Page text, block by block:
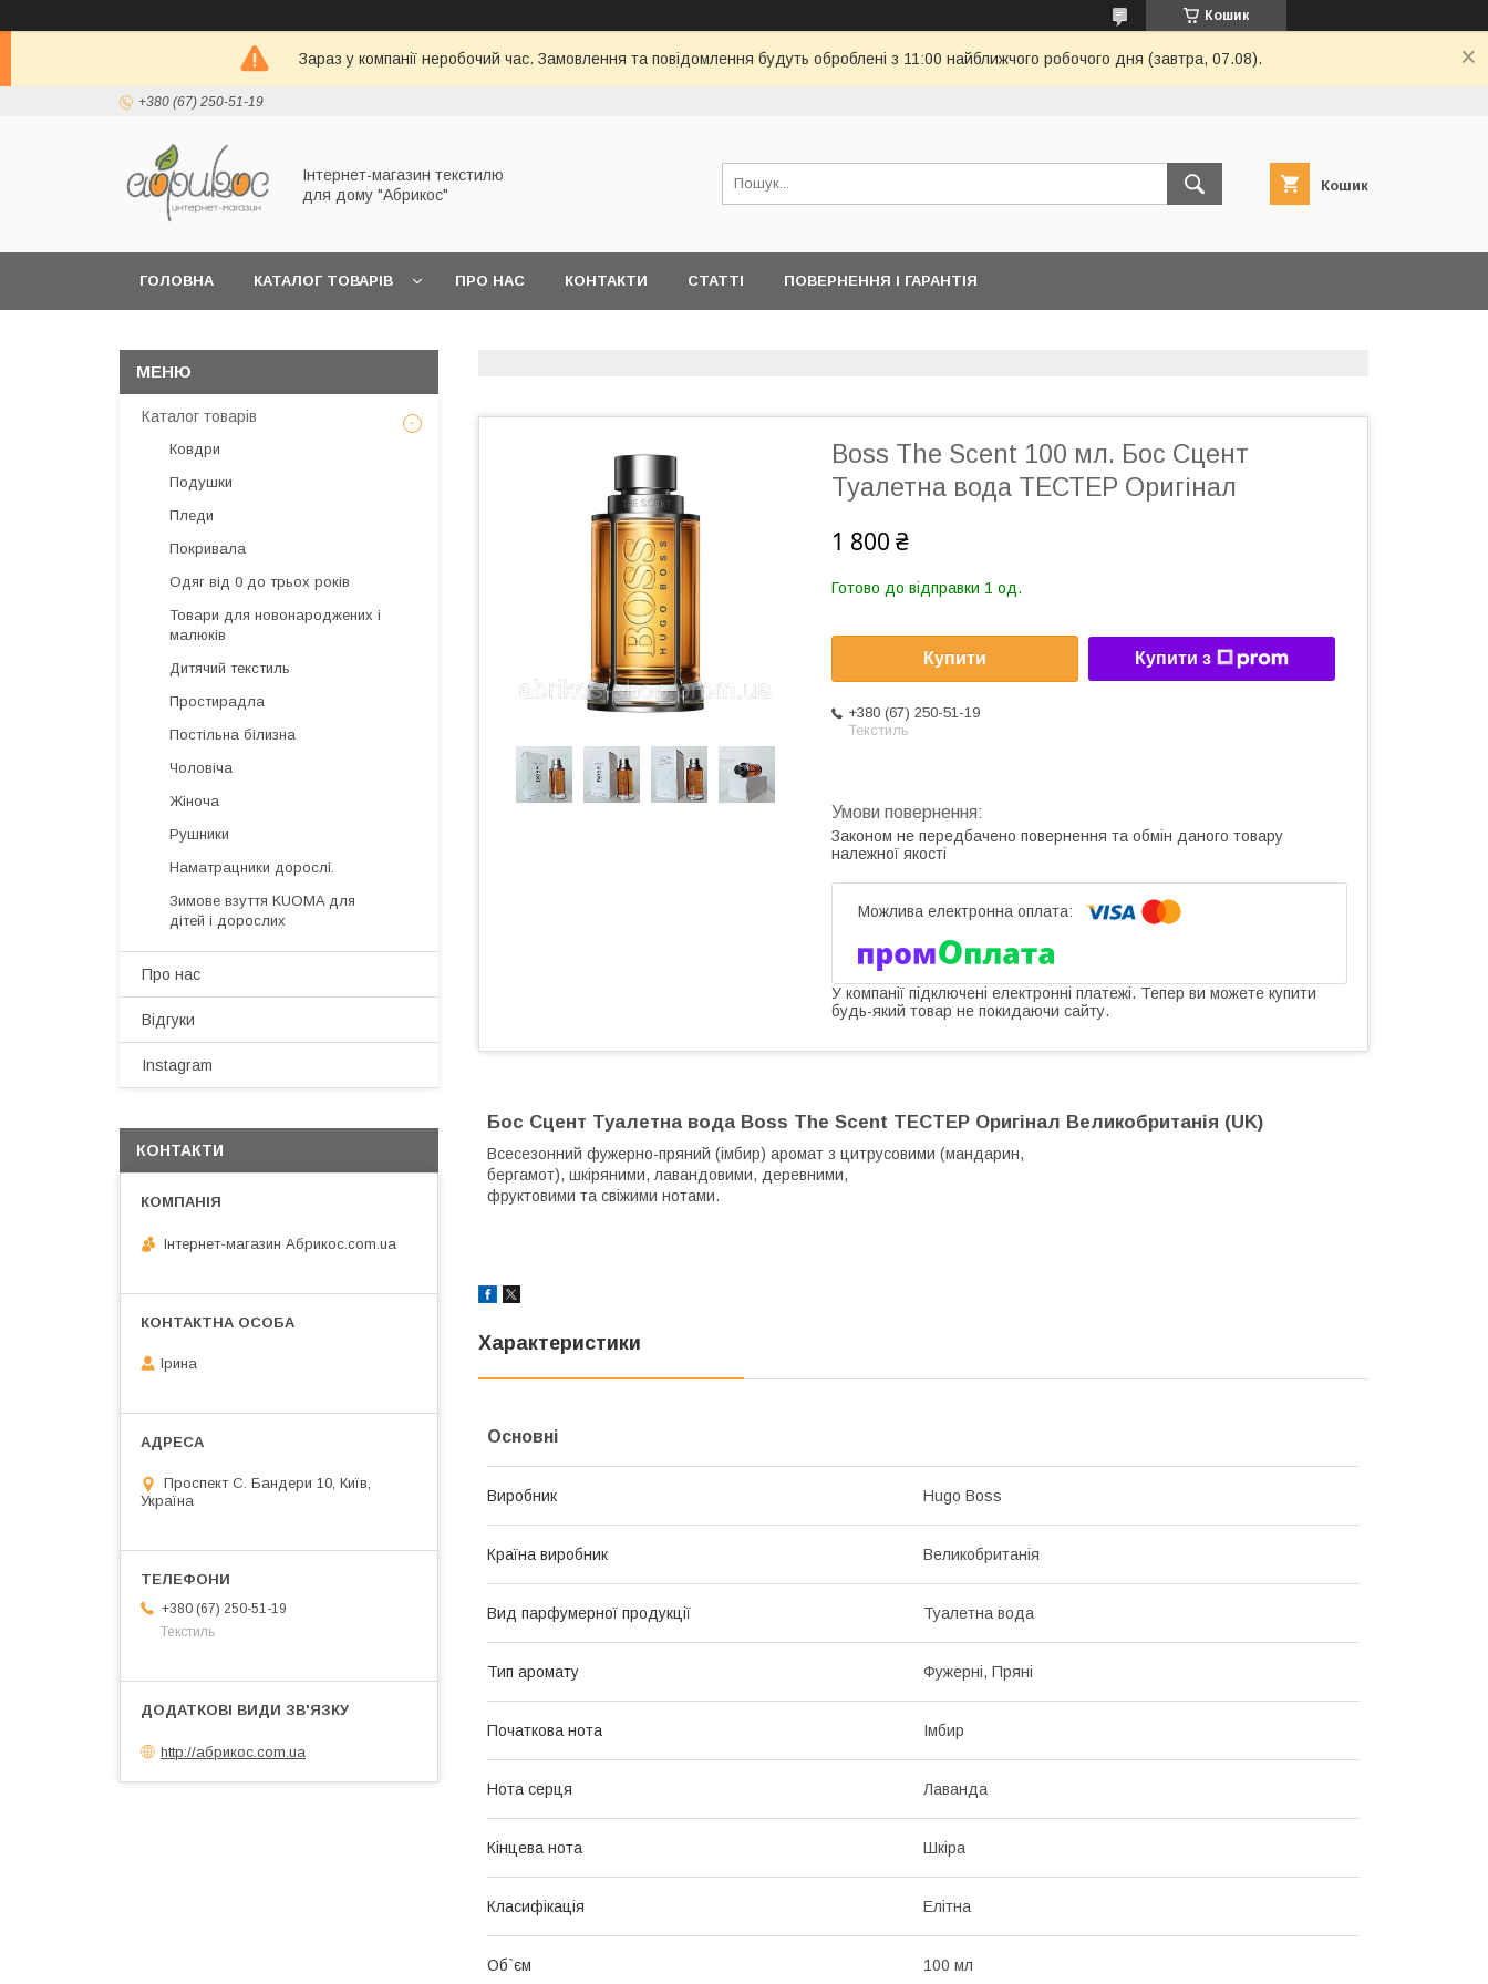
Кошик
Зараз у компанії неробочий час. Замовлення та повідомлення будуть оброблені з 11:00 найближчого робочого дня (завтра, 07.08).
+380 (67) 250-51-19
Інтернет-магазин текстилю
для дому "Абрикос"
Кошик
ГОЛОВНА КАТАЛОГ ТОВАРІВ ПРО НАС КОНТАКТИ СТАТТІ ПОВЕРНЕННЯ І ГАРАНТІЯ
Boss The Scent 100 мл. Бос Сцент
Туалетна вода ТЕСТЕР Оригінал
1 800 ₴
Готово до відправки 1 од.
Купити Купити з
+380 (67) 250-51-19
Текстиль
Законом не передбачено повернення та обмін даного товару
належної якості
У компанії підключені електронні платежі. Тепер ви можете купити
будь-який товар не покидаючи сайту.
Бос Сцент Туалетна вода Boss The Scent ТЕСТЕР Оригінал Великобританія (UK)
Всесезонний фужерно-пряний (імбир) аромат з цитрусовими (мандарин,
бергамот), шкіряними, лавандовими, деревними,
фруктовими та свіжими нотами.
Характеристики
Основні
Виробник Hugo Boss
Країна виробник Великобританія
Вид парфумерної продукції Туалетна вода
Тип аромату Фужерні, Пряні
Початкова нота Імбир
Нота серця Лаванда
Кінцева нота Шкіра
Класифікація Елітна
Об`єм 100 мл
Каталог товарів
Ковдри
Подушки
Пледи
Покривала
Одяг від 0 до трьох років
Товари для новонароджених і
малюків
Дитячий текстиль
Простирадла
Постільна білизна
Чоловіча
Жіноча
Рушники
Наматрацники дорослі.
Зимове взуття KUOMA для
дітей і дорослих
Про нас
Відгуки
Instagram
КОНТАКТИ
Інтернет-магазин Абрикос.com.ua
Ірина
Проспект С. Бандери 10, Київ,
Україна
+380 (67) 250-51-19
Текстиль
http://абрикос.com.ua